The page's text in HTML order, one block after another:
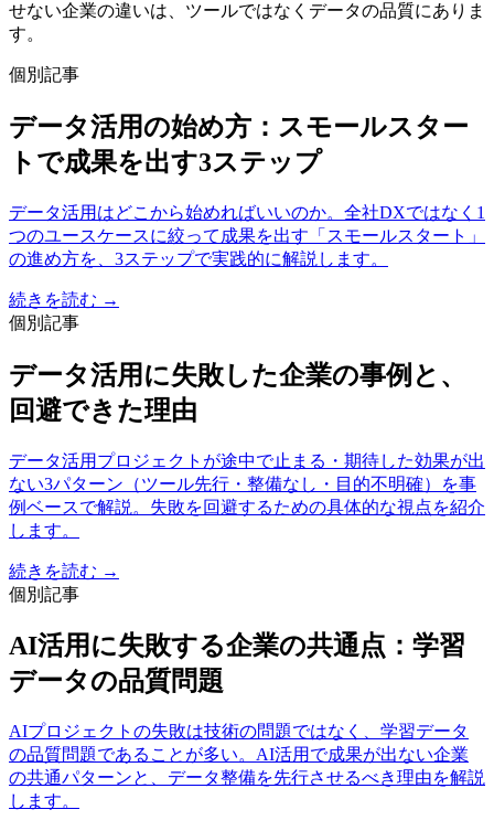
せない企業の違いは、ツールではなくデータの品質にありま
す。
個別記事
データ活用の始め方：スモールスター
トで成果を出す3ステップ
データ活用はどこから始めればいいのか。全社DXではなく1
つのユースケースに絞って成果を出す「スモールスタート」
の進め方を、3ステップで実践的に解説します。
続きを読む →
個別記事
データ活用に失敗した企業の事例と、
回避できた理由
データ活用プロジェクトが途中で止まる・期待した効果が出
ない3パターン（ツール先行・整備なし・目的不明確）を事
例ベースで解説。失敗を回避するための具体的な視点を紹介
します。
続きを読む →
個別記事
AI活用に失敗する企業の共通点：学習
データの品質問題
AIプロジェクトの失敗は技術の問題ではなく、学習データ
の品質問題であることが多い。AI活用で成果が出ない企業
の共通パターンと、データ整備を先行させるべき理由を解説
します。